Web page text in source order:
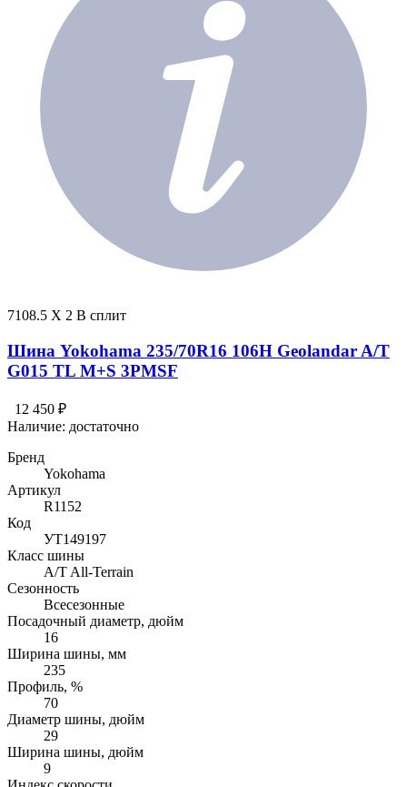
7108.5 X 2 В сплит
Шина Yokohama 235/70R16 106H Geolandar A/T
G015 TL M+S 3PMSF
12 450 ₽
Наличие: достаточно
Бренд
Yokohama
Артикул
R1152
Код
УТ149197
Класс шины
A/T All-Terrain
Сезонность
Всесезонные
Посадочный диаметр, дюйм
16
Ширина шины, мм
235
Профиль, %
70
Диаметр шины, дюйм
29
Ширина шины, дюйм
9